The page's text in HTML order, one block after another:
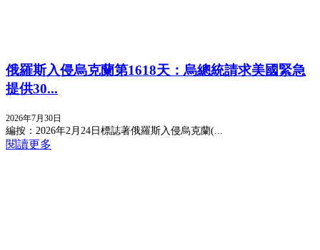
俄羅斯入侵烏克蘭第1618天：烏總統請求美國緊急
提供30...
2026年7月30日
編按：2026年2月24日標誌著俄羅斯入侵烏克蘭(...
閱讀更多